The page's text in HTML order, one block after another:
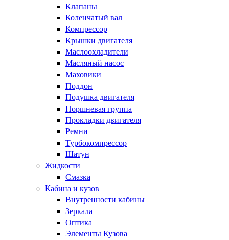
Клапаны
Коленчатый вал
Компрессор
Крышки двигателя
Маслоохладители
Масляный насос
Маховики
Поддон
Подушка двигателя
Поршневая группа
Прокладки двигателя
Ремни
Турбокомпрессор
Шатун
Жидкости
Смазка
Кабина и кузов
Внутренности кабины
Зеркала
Оптика
Элементы Кузова